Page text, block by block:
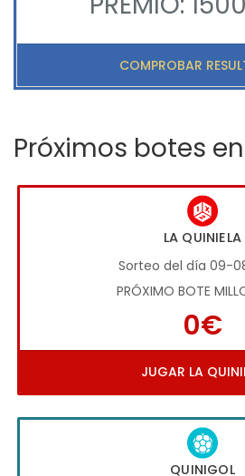
COMPROBAR
Próximos botes
LA QUINIELA
Sorteo del día 09-
PRÓXIMO BOTE
0€
JUGAR LA
QUINIGOL